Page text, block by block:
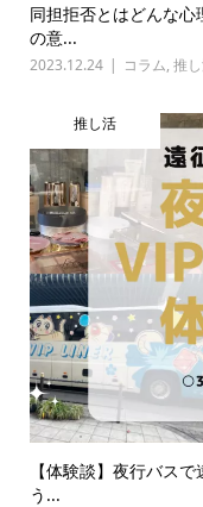
同担拒否とはどんな
の意...
2023.12.24 コラム, 推
推し活
【体験談】夜行バス
う...